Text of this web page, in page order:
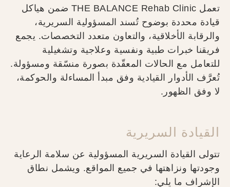
تعمل THE BALANCE Rehab Clinic ضمن هياكل
قيادة محددة بوضوح تُسند المسؤولية السريرية،
والرقابة الأخلاقية، والتعاون متعدد التخصصات. يجمع
فريقنا خبرات طبية ونفسية وعلاجية وتشغيلية
للتعامل مع الحالات المعقّدة بصورة منسّقة ومسؤولة.
تُعرَّف الأدوار القيادية وفق مبدأ المساءلة والحوكمة،
لا وفق الظهور.
القيادة السريرية
تتولى القيادة السريرية المسؤولية عن سلامة الرعاية
وجودتها ونزاهتها في جميع المواقع. ويشمل نطاق
الإشراف ما يلي: